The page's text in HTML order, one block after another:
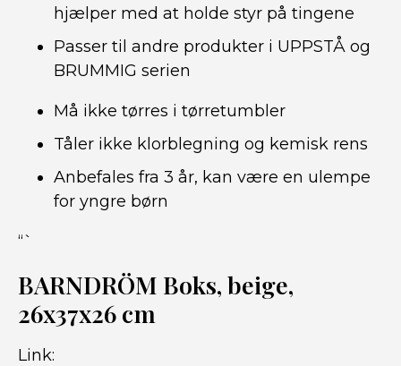
hjælper med at holde styr på tingene
Passer til andre produkter i UPPSTÅ og
BRUMMIG serien
Må ikke tørres i tørretumbler
Tåler ikke klorblegning og kemisk rens
Anbefales fra 3 år, kan være en ulempe
for yngre børn
“`
BARNDRÖM Boks, beige,
26x37x26 cm
Link: